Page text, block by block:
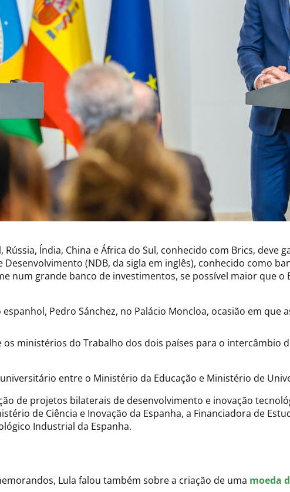
Índia, China e África do Sul, conhecido com Brics, deve
(NDB, da sigla em inglês), conhecido como
num grande banco de investimentos, se possível maior que
Pedro Sánchez, no Palácio Moncloa, ocasião em que
ministérios do Trabalho dos dois países para o intercâmbio
entre o Ministério da Educação e Ministério de
de projetos bilaterais de desenvolvimento e inovação
de Ciência e Inovação da Espanha, a Financiadora de
Industrial da Espanha.
Lula falou também sobre a criação de uma moeda